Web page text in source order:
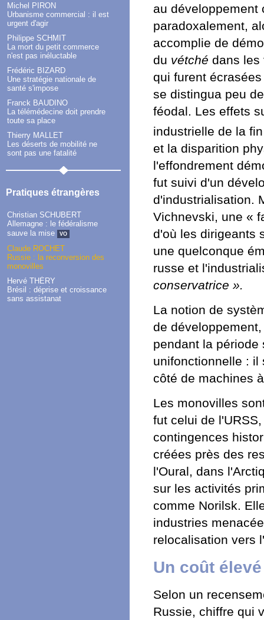
Michel PIRON
Urbanisme commercial : il est
urgent d'agir
Philippe SCHMIT
La mort du petit commerce
n'est pas inéluctable
Frédéric BIZARD
Une stratégie nationale de
santé s'impose
Franck BAUDINO
La télémédecine doit prendre
toute sa place
Thierry MALLET
Les déserts de mobilité ne
sont pas une fatalité
Pratiques étrangères
Christian SCHUBERT
Allemagne : le fédéralisme
sauve la mise
VO
Claude ROCHET
Russie : la reconversion des
monovilles
Hervé THÉRY
Brésil : déprise et croissance
sans assistanat
au développement
paradoxalement,
accomplie de
du vétché dans les
qui furent
se distingua peu
féodal. Les effets
industrielle de la
et la disparition
l'effondrement
fut suivi d'un
d'industrialisation.
Vichnevski, une «
d'où les dirigeants
une quelconque
russe et
conservatrice ».
La notion de
de
pendant la
unifonctionnelle : il
côté de machines
Les monovilles
fut celui de
contingences
créées près des
l'Oural, dans
sur les activités
comme Norilsk.
industries
relocalisation vers
Un coût
Selon un
Russie, chiffre qui